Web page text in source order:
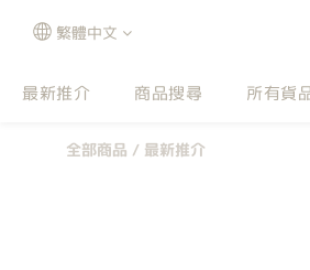
繁體中文
最新推介 商品搜尋 所有貨
全部商品 / 最新推介